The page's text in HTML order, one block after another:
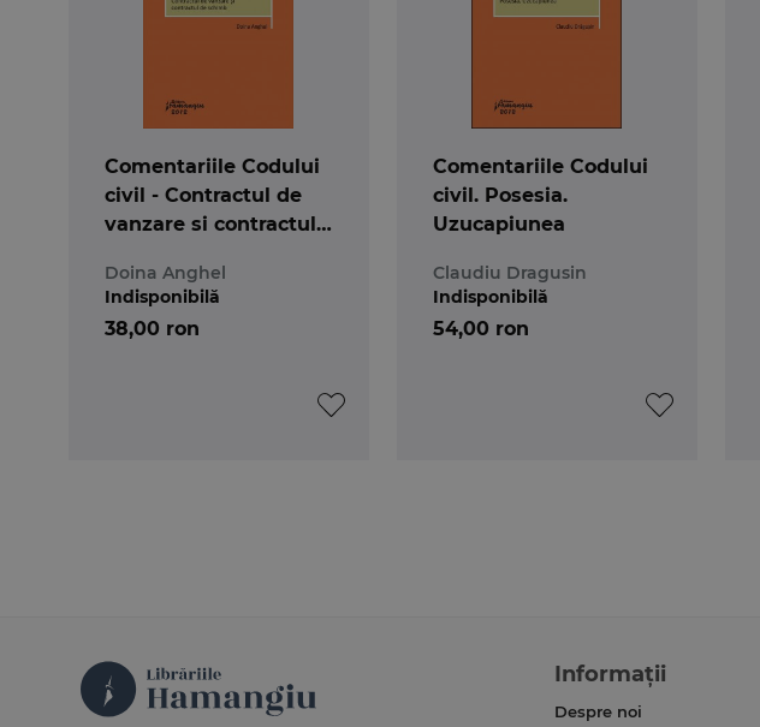
Comentariile Codului
civil - Contractul de
vanzare si contractul
Doina Anghel
38,00 ron
Indisponibilă
Comentariile Codului
civil. Posesia.
Uzucapiunea
Claudiu Dragusin
54,00 ron
Indisponibilă
Informații
Despre noi